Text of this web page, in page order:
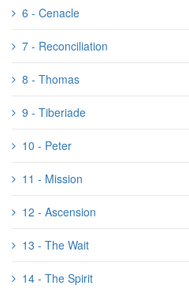
6 - Cenacle
7 - Reconciliation
8 - Thomas
9 - Tiberiade
10 - Peter
11 - Mission
12 - Ascension
13 - The Wait
14 - The Spirit